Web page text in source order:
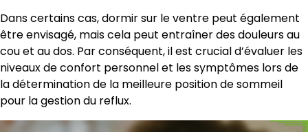
Dans certains cas, dormir sur le ventre peut également
être envisagé, mais cela peut entraîner des douleurs au
cou et au dos. Par conséquent, il est crucial d’évaluer les
niveaux de confort personnel et les symptômes lors de
la détermination de la meilleure position de sommeil
pour la gestion du reflux.